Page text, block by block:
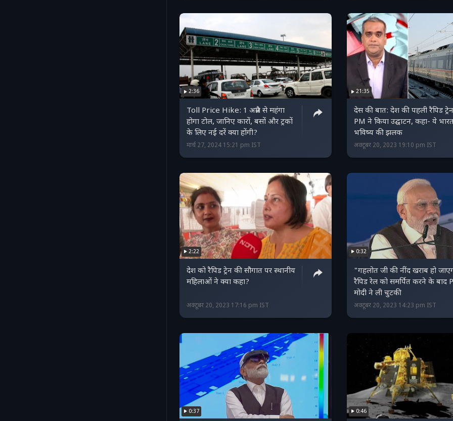
2:36
Toll Price Hike: 1 अप्रैल से महंगा
होगा टोल, जानिए कारों, बसों और ट्रकों
के लिए नई दरें क्या होंगी?
मार्च 27, 2024 15:21 pm IST
21:35
देस की बात: देश की पहली रैपिड
PM ने किया उद्घाटन, कहा- ये
भविष्य की झलक
अक्टूबर 20, 2023 19:10 pm IST
2:22
देश को रैपिड ट्रेन की सौगात पर स्थानीय
महिलाओं ने क्या कहा?
अक्टूबर 20, 2023 17:16 pm IST
0:32
"गहलोत जी की नींद खराब हो
रैपिड रेल को समर्पित करने के बाद
मोदी ने ली चुटकी
अक्टूबर 20, 2023 14:23 pm IST
0:37 0:46